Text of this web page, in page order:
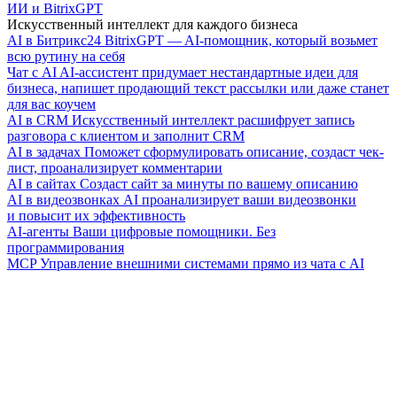
ИИ и BitrixGPT
Искусственный интеллект для каждого бизнеса
AI в Битрикс24 BitrixGPT — AI-помощник, который возьмет
всю рутину на себя
Чат с AI AI-ассистент придумает нестандартные идеи для
бизнеса, напишет продающий текст рассылки или даже станет
для вас коучем
AI в CRM Искусственный интеллект расшифрует запись
разговора с клиентом и заполнит CRM
AI в задачах Поможет сформулировать описание, создаст чек-
лист, проанализирует комментарии
AI в сайтах Создаст сайт за минуты по вашему описанию
AI в видеозвонках AI проанализирует ваши видеозвонки
и повысит их эффективность
AI-агенты Ваши цифровые помощники. Без
программирования
MCP Управление внешними системами прямо из чата с AI